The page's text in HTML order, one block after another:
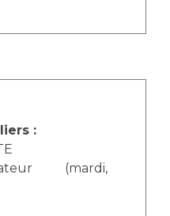
Rares
:
(mardi,